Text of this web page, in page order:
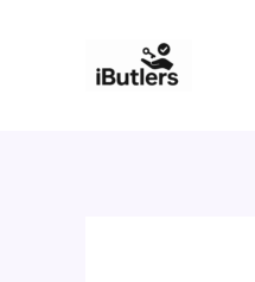
contenido